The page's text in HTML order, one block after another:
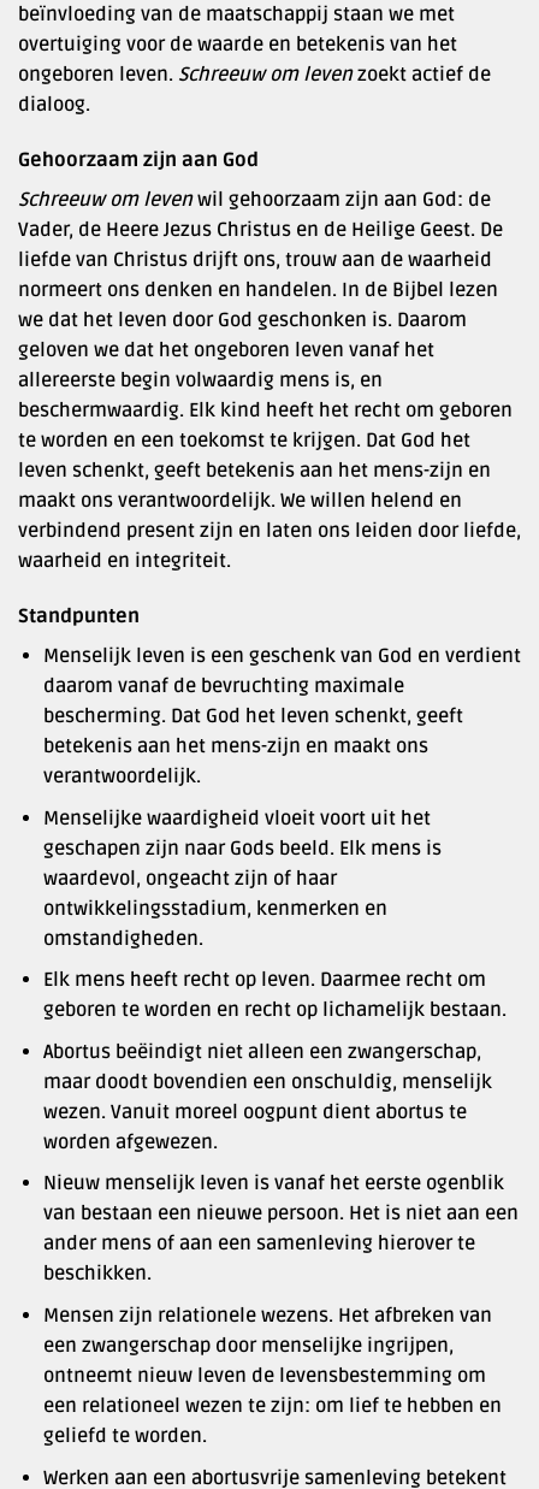
beïnvloeding van de maatschappij staan we met
overtuiging voor de waarde en betekenis van het
ongeboren leven. Schreeuw om levenzoekt actief de
dialoog.
Gehoorzaam zijn aan God
Schreeuw om levenwil gehoorzaam zijn aan God: de
Vader, de Heere Jezus Christus en de Heilige Geest. De
liefde van Christus drijft ons, trouw aan de waarheid
normeert ons denken en handelen. In de Bijbel lezen
we dat het leven door God geschonken is. Daarom
geloven we dat het ongeboren leven vanaf het
allereerste begin volwaardig mens is, en
beschermwaardig. Elk kind heeft het recht om geboren
te worden en een toekomst te krijgen. Dat God het
leven schenkt, geeft betekenis aan het mens-zijn en
maakt ons verantwoordelijk. We willen helend en
verbindend present zijn en laten ons leiden door liefde,
waarheid en integriteit.
Standpunten
Menselijk leven is een geschenk van God en verdient
daarom vanaf de bevruchting maximale
bescherming. Dat God het leven schenkt, geeft
betekenis aan het mens-zijn en maakt ons
verantwoordelijk.
Menselijke waardigheid vloeit voort uit het
geschapen zijn naar Gods beeld. Elk mens is
waardevol, ongeacht zijn of haar
ontwikkelingsstadium, kenmerken en
omstandigheden.
Elk mens heeft recht op leven. Daarmee recht om
geboren te worden en recht op lichamelijk bestaan.
Abortus beëindigt niet alleen een zwangerschap,
maar doodt bovendien een onschuldig, menselijk
wezen. Vanuit moreel oogpunt dient abortus te
worden afgewezen.
Nieuw menselijk leven is vanaf het eerste ogenblik
van bestaan een nieuwe persoon. Het is niet aan een
ander mens of aan een samenleving hierover te
beschikken.
Mensen zijn relationele wezens. Het afbreken van
een zwangerschap door menselijke ingrijpen,
ontneemt nieuw leven de levensbestemming om
een relationeel wezen te zijn: om lief te hebben en
geliefd te worden.
Werken aan een abortusvrije samenleving betekent